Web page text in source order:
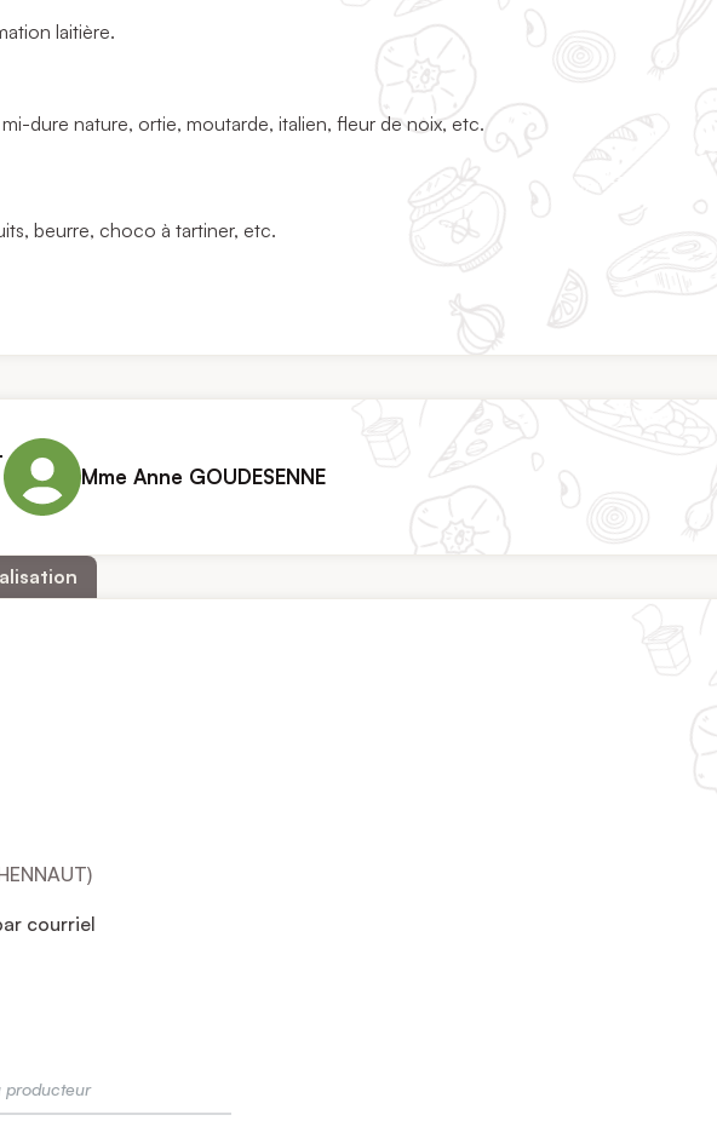
laitière.
dure nature, ortie, moutarde, italien, fleur de noix, etc.
beurre, choco à tartiner, etc.
Mme Anne GOUDESENNE
courriel
producteur